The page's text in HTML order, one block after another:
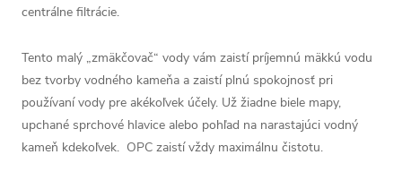
centrálne filtrácie.
Tento malý „zmäkčovač“ vody vám zaistí príjemnú mäkkú vodu
bez tvorby vodného kameňa a zaistí plnú spokojnosť pri
používaní vody pre akékoľvek účely. Už žiadne biele mapy,
upchané sprchové hlavice alebo pohľad na narastajúci vodný
kameň kdekoľvek. OPC zaistí vždy maximálnu čistotu.